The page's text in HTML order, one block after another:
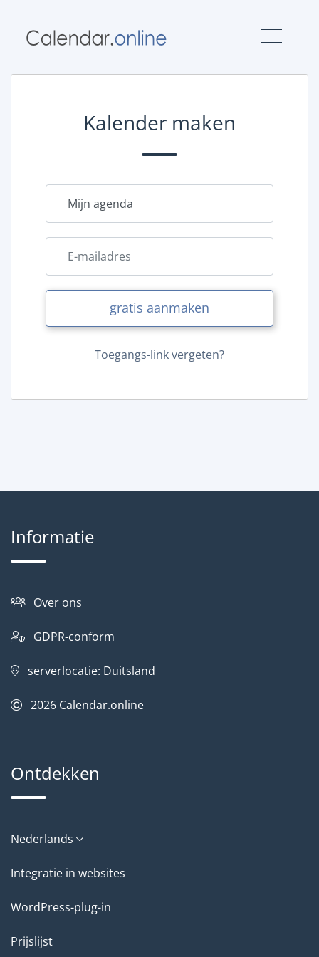
Kalender maken
gratis aanmaken
Toegangs-link vergeten?
Informatie
Over ons
GDPR-conform
serverlocatie: Duitsland
2026 Calendar.online
Ontdekken
Nederlands
Integratie in websites
WordPress-plug-in
Prijslijst